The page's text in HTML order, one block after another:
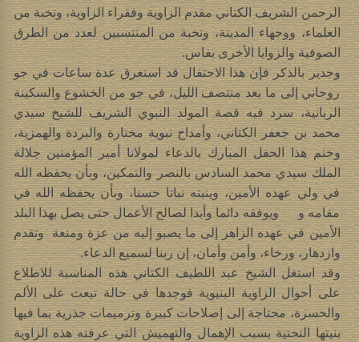
الرحمن الشريف الكتاني مقدم الزاوية وفقراء الزاوية، ونخبة من
العلماء، ووجهاء المدينة، ونخبة من المنتسبين لعدد من الطرق
الصوفية والزوايا الأخرى بفاس.
وجدير بالذكر فإن هذا الاحتفال قد استغرق عدة ساعات في جو
روحاني إلى ما بعد منتصف الليل، في جو من الخشوع والسكينة
الربانية، سرد فيه قصة المولد النبوي الشريف للشيخ سيدي
محمد بن جعفر الكتاني، وأمداح نبوية مختارة والبردة والهمزية،
وختم هذا الحفل المبارك بالدعاء لمولانا أمير المؤمنين جلالة
الملك سيدي محمد السادس بالنصر والتمكين، وبأن يحفظه الله
في ولي عهده الأمين، وينبته نباتا حسنا، وبأن يحفظه الله في
مقامه و ويوفقه دائما وأبدا لصالح الأعمال حتى يصل بهذا البلد
الأمين في عهده الزاهر إلى ما يصبو إليه من عزة ومنعة وتقدم
وازدهار، ورخاء، وأمن وأمان، إن ربنا لسميع الدعاء.
وقد استغل الشيخ عبد اللطيف الكتاني هذه المناسبة للاطلاع
على أحوال الزاوية البنيوية فوجدها في حالة تبعث على الألم
والحسرة، محتاجة إلى إصلاحات كبيرة وترميمات جذرية بما فيها
بنيتها التحتية بسبب الإهمال والتهميش التي عرفته هذه الزاوية